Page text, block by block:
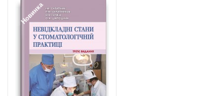
Новинка